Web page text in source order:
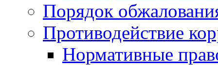
Порядок
Противодействие
Нормативные